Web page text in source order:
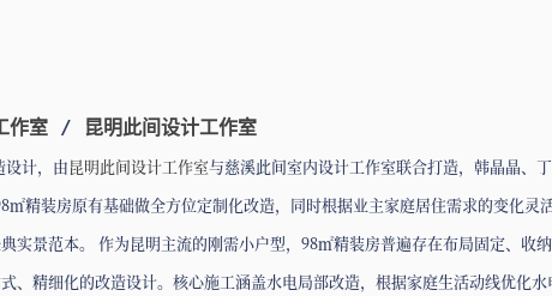
作室 / 昆明此间设计工作室
设计，由昆明此间设计工作室与慈溪此间室内设计工作室联合打造，韩晶晶、
精装房原有基础做全方位定制化改造，同时根据业主家庭居住需求的变化
实景范本。 作为昆明主流的刚需小户型，98㎡精装房普遍存在布局固定、
、精细化的改造设计。核心施工涵盖水电局部改造，根据家庭生活动线优化